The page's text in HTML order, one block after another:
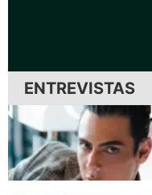
ENTREVISTAS